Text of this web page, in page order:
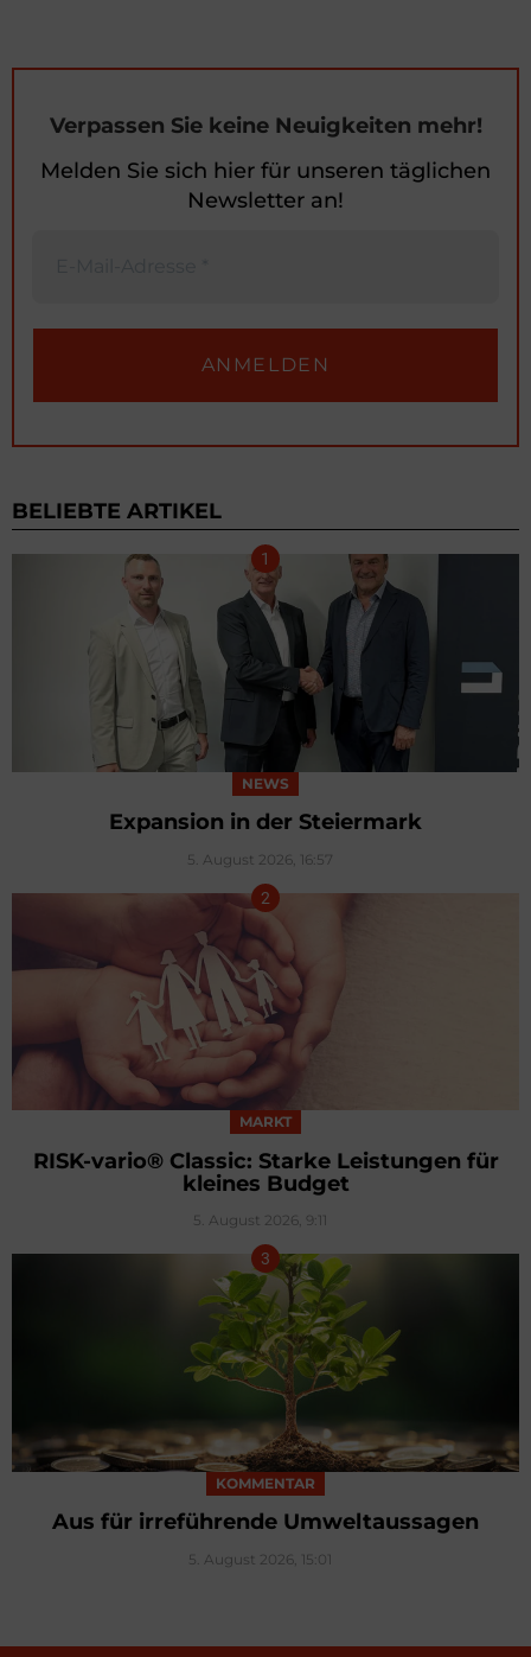
Verpassen Sie keine Neuigkeiten mehr!
Melden Sie sich hier für unseren täglichen
Newsletter an!
BELIEBTE ARTIKEL
NEWS
Expansion in der Steiermark
5. August 2026, 16:57
MARKT
RISK-vario® Classic: Starke Leistungen für
kleines Budget
5. August 2026, 9:11
KOMMENTAR
Aus für irreführende Umweltaussagen
5. August 2026, 15:01